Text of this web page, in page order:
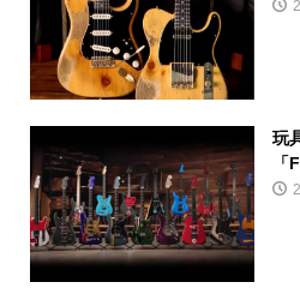
玩